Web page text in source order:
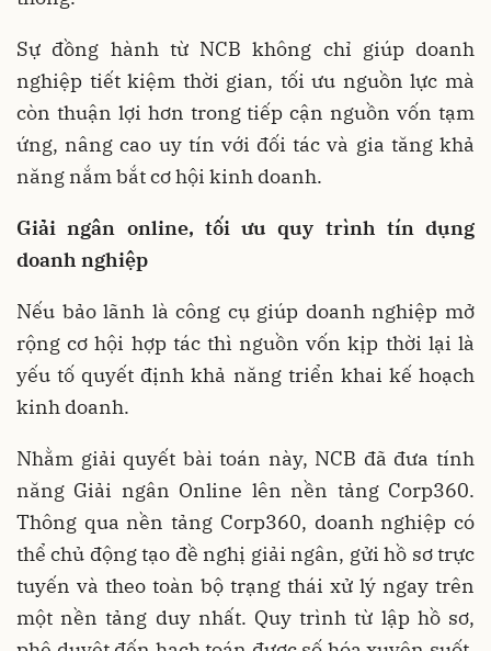
Sự đồng hành từ NCB không chỉ giúp doanh
nghiệp tiết kiệm thời gian, tối ưu nguồn lực mà
còn thuận lợi hơn trong tiếp cận nguồn vốn tạm
ứng, nâng cao uy tín với đối tác và gia tăng khả
năng nắm bắt cơ hội kinh doanh.
Giải ngân online, tối ưu quy trình tín dụng
doanh nghiệp
Nếu bảo lãnh là công cụ giúp doanh nghiệp mở
rộng cơ hội hợp tác thì nguồn vốn kịp thời lại là
yếu tố quyết định khả năng triển khai kế hoạch
kinh doanh.
Nhằm giải quyết bài toán này, NCB đã đưa tính
năng Giải ngân Online lên nền tảng Corp360.
Thông qua nền tảng Corp360, doanh nghiệp có
thể chủ động tạo đề nghị giải ngân, gửi hồ sơ trực
tuyến và theo toàn bộ trạng thái xử lý ngay trên
một nền tảng duy nhất. Quy trình từ lập hồ sơ,